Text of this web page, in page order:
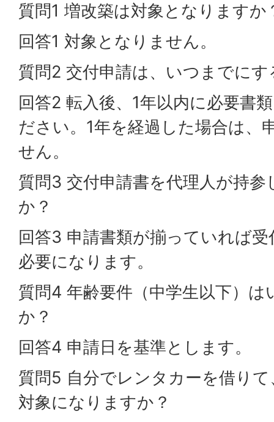
質問1 増改築は対象となりますか
回答1 対象となりません。
質問2 交付申請は、いつまでに
回答2 転入後、1年以内に必要書
ださい。1年を経過した場合は、
せん。
質問3 交付申請書を代理人が持
か？
回答3 申請書類が揃っていれば
必要になります。
質問4 年齢要件（中学生以下）
か？
回答4 申請日を基準とします。
質問5 自分でレンタカーを借り
対象になりますか？